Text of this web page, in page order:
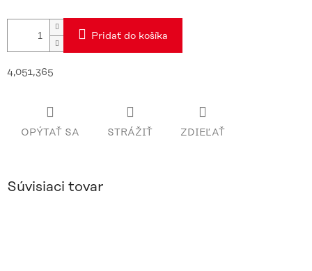
Pridať do košíka
4,051,365
OPÝTAŤ SA STRÁŽIŤ ZDIEĽAŤ
Súvisiaci tovar